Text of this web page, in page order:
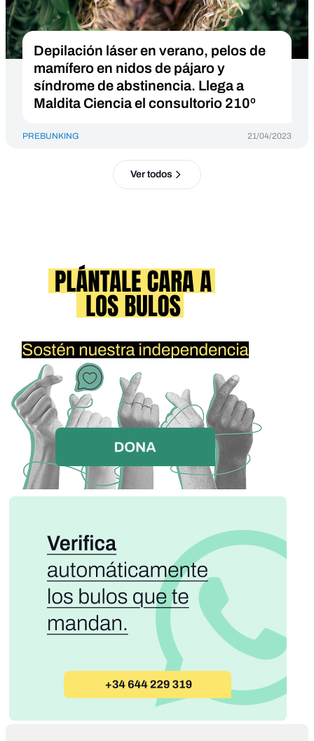
Depilación láser en verano, pelos de
mamífero en nidos de pájaro y
síndrome de abstinencia. Llega a
Maldita Ciencia el consultorio 210º
PREBUNKING 21/04/2023
Ver todos